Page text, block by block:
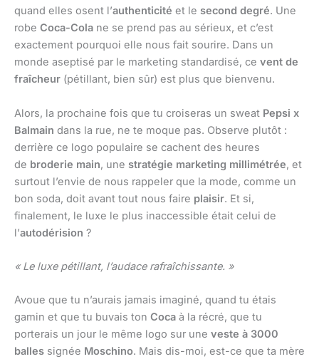
quand elles osent l’authenticité et le second degré. Une
robe Coca-Cola ne se prend pas au sérieux, et c’est
exactement pourquoi elle nous fait sourire. Dans un
monde aseptisé par le marketing standardisé, ce vent de
fraîcheur (pétillant, bien sûr) est plus que bienvenu.
Alors, la prochaine fois que tu croiseras un sweat Pepsi x
Balmain dans la rue, ne te moque pas. Observe plutôt :
derrière ce logo populaire se cachent des heures
de broderie main, une stratégie marketing millimétrée, et
surtout l’envie de nous rappeler que la mode, comme un
bon soda, doit avant tout nous faire plaisir. Et si,
finalement, le luxe le plus inaccessible était celui de
l’autodérision ?
« Le luxe pétillant, l’audace rafraîchissante. »
Avoue que tu n’aurais jamais imaginé, quand tu étais
gamin et que tu buvais ton Coca à la récré, que tu
porterais un jour le même logo sur une veste à 3000
balles signée Moschino. Mais dis-moi, est-ce que ta mère